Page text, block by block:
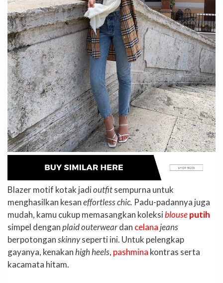
Blazer motif kotak jadioutfitsempurna untuk
menghasilkan kesaneffortless chic. Padu-padannya juga
mudah, kamu cukup memasangkan koleksiblouseputih
simpel denganplaid outerweardan celanajeans
berpotonganskinnyseperti ini. Untuk pelengkap
gayanya, kenakanhigh heels, pashmina kontras serta
kacamata hitam.